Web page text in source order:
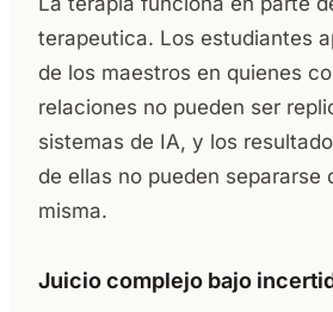
terapeutica. Los estudiantes
de los maestros en quienes
relaciones no pueden ser
sistemas de IA, y los
de ellas no pueden separarse
misma.
Juicio complejo bajo